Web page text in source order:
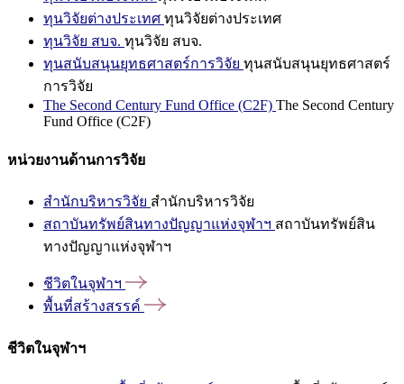
ทุนวิจัยต่างประเทศ ทุนวิจัยต่างประเทศ
ทุนวิจัย สบจ. ทุนวิจัย สบจ.
ทุนสนับสนุนยุทธศาสตร์การวิจัย ทุนสนับสนุนยุทธศาสตร์
การวิจัย
The Second Century Fund Office (C2F) The Second Century
Fund Office (C2F)
หน่วยงานด้านการวิจัย
สำนักบริหารวิจัย สำนักบริหารวิจัย
สถาบันทรัพย์สินทางปัญญาแห่งจุฬาฯ สถาบันทรัพย์สิน
ทางปัญญาแห่งจุฬาฯ
ชีวิตในจุฬาฯ
พื้นที่สร้างสรรค์
ชีวิตในจุฬาฯ